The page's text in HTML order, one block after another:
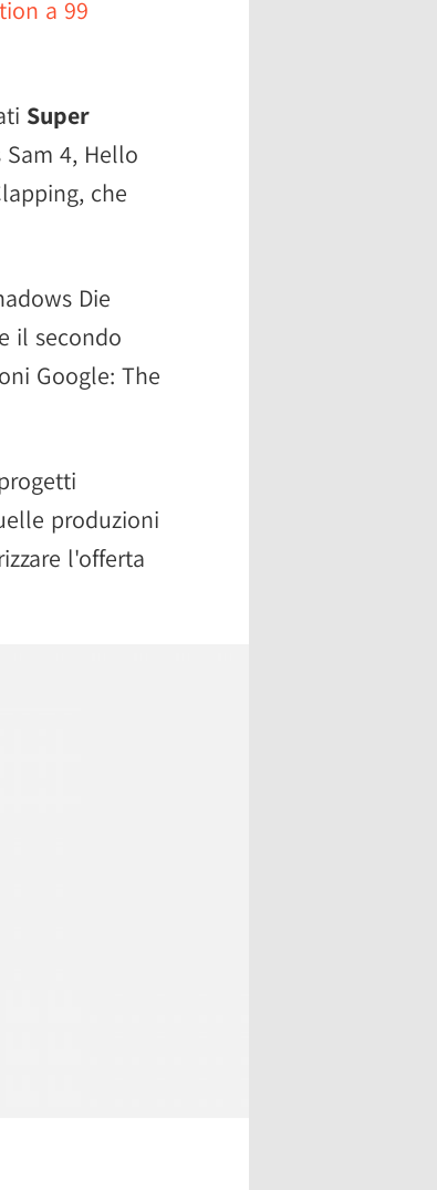
a 99
Super
Sam 4, Hello
che
Die
il secondo
Google: The
produzioni
l'offerta